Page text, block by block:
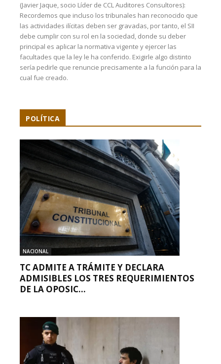
(Javier Jaque, socio Líder de CCL Auditores Consultores):
Recordemos que incluso los tribunales han reconocido que
las actividades ilícitas deben ser gravadas, por tanto, el SII
debe cumplir con su rol en la sociedad, donde su deber
principal es aplicar la normativa vigente y ejercer las
facultades que la ley le ha conferido. Exigirle algo distinto
sería pedirle que renuncie precisamente a la función para la
cual fue creado.
POLÍTICA
NACIONAL
TC ADMITE A TRÁMITE Y DECLARA
ADMISIBLES LOS TRES REQUERIMIENTOS
DE LA OPOSIC...